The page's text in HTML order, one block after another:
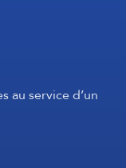
au service d’un